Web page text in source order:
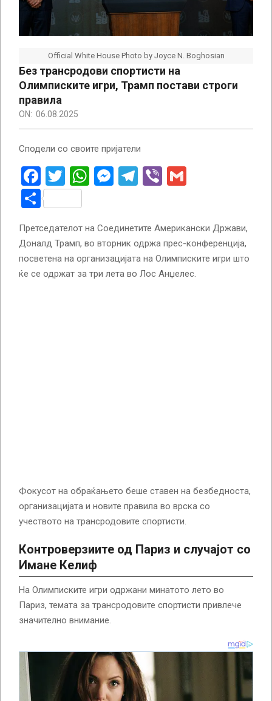
Official White House Photo by Joyce N. Boghosian
Без трансродови спортисти на
Олимписките игри, Трамп постави строги
правила
ON: 06.08.2025
Сподели со своите пријатели
Facebook
Twitter
WhatsApp
Messenger
Telegram
Viber
Share
Претседателот на Соединетите Американски Држави,
Доналд Трамп, во вторник одржа прес-конференција,
посветена на организацијата на Олимписките игри што
ќе се одржат за три лета во Лос Анџелес.
Фокусот на обраќањето беше ставен на безбедноста,
организацијата и новите правила во врска со
учеството на трансродовите спортисти.
Контроверзиите од Париз и случајот со
Имане Келиф
На Олимписките игри одржани минатото лето во
Париз, темата за трансродовите спортисти привлече
значително внимание.